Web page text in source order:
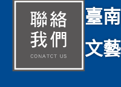
臺
文